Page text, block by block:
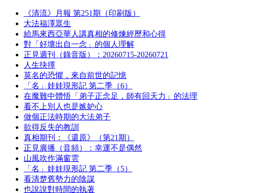
《清流》月報 第251期（印刷版）
大法福澤眾生
給馬來西亞華人講真相的修煉經歷和心得
對「好壞出自一念」的個人理解
正見週刊（錄音版）：20260715-20260721
人生抉擇
莫名的恐懼，來自前世的記憶
「名」娃娃現形記 第二季（6）
在魔難中體悟「弟子正念足，師有回天力」的法理
看不上別人也是嫉妒心
做個正法時期的大法弟子
欲得反失的教訓
真相期刊：《還原》（第21期）
正見廣播（音頻）：幸運不是偶然
山風吹作滿窗雲
「名」娃娃現形記 第二季（5）
看清楚舊勢力的陰謀
也說說對時間的執著